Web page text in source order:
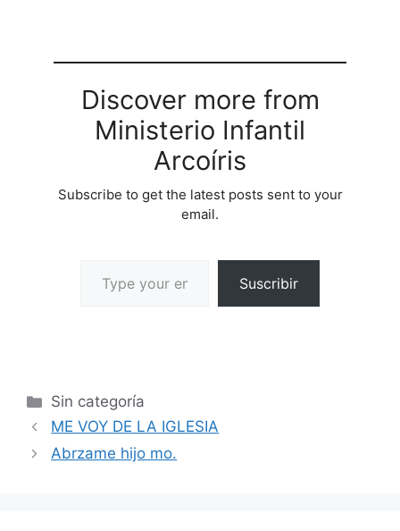
Discover more from
Ministerio Infantil
Arcoíris
Subscribe to get the latest posts sent to your
email.
Suscribir
Sin categoría
ME VOY DE LA IGLESIA
Abrzame hijo mo.